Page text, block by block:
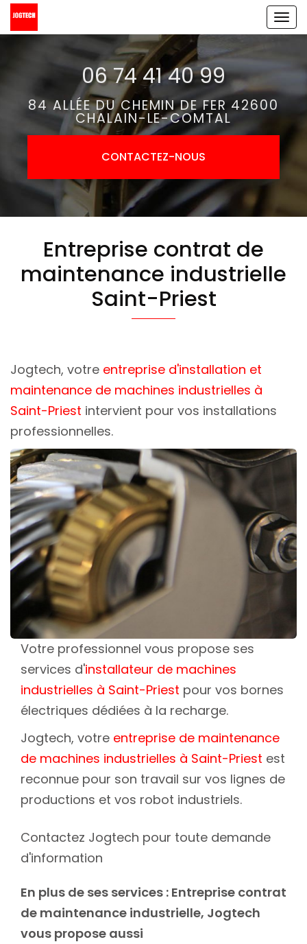
Aller
au
06 74 41 40 99
84 ALLÉE DU CHEMIN DE FER 42600
CHALAIN-LE-COMTAL
CONTACTEZ-NOUS
Entreprise contrat de
maintenance industrielle
Saint-Priest
Jogtech, votre entreprise d'installation et
maintenance de machines industrielles à
Saint-Priest intervient pour vos installations
professionnelles.
Votre professionnel vous propose ses
services d'installateur de machines
industrielles à Saint-Priest pour vos bornes
électriques dédiées à la recharge.
Jogtech, votre entreprise de maintenance
de machines industrielles à Saint-Priest est
reconnue pour son travail sur vos lignes de
productions et vos robot industriels.
Contactez Jogtech pour toute demande
d'information
En plus de ses services : Entreprise contrat
de maintenance industrielle, Jogtech
vous propose aussi